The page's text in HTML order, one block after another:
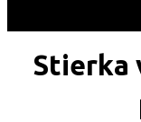
Stierka